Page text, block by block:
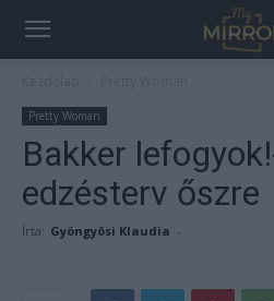
Pretty Woman
Bakker
edzésterv őszre
Írta: Gyöngyösi Klaudia -